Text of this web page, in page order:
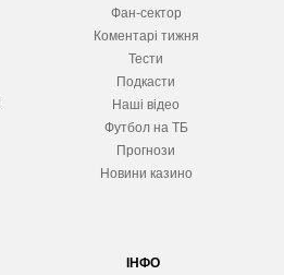
Фан-сектор
Коментарі тижня
Тести
Подкасти
Наші відео
Футбол на ТБ
Прогнози
Новини казино
ІНФО